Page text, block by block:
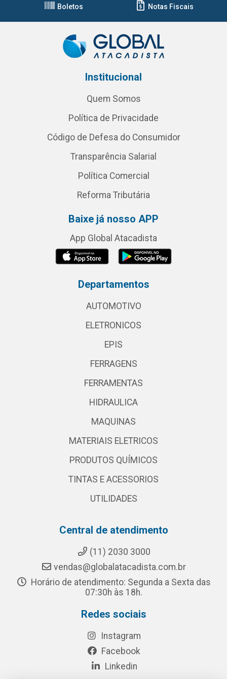
Boletos Notas Fiscais
Institucional
Quem Somos
Política de Privacidade
Código de Defesa do Consumidor
Transparência Salarial
Política Comercial
Reforma Tributária
Baixe já nosso APP
App Global Atacadista
Departamentos
AUTOMOTIVO
ELETRONICOS
EPIS
FERRAGENS
FERRAMENTAS
HIDRAULICA
MAQUINAS
MATERIAIS ELETRICOS
PRODUTOS QUÍMICOS
TINTAS E ACESSORIOS
UTILIDADES
Central de atendimento
(11) 2030 3000
vendas@globalatacadista.com.br
Horário de atendimento: Segunda a Sexta das
07:30h às 18h.
Redes sociais
Instagram
Facebook
Linkedin